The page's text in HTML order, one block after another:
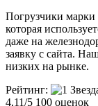
Погрузчики марки
которая
даже на
заявку с сайта.
низких на рынке.
Рейтинг:
4,11/5 100 оценок